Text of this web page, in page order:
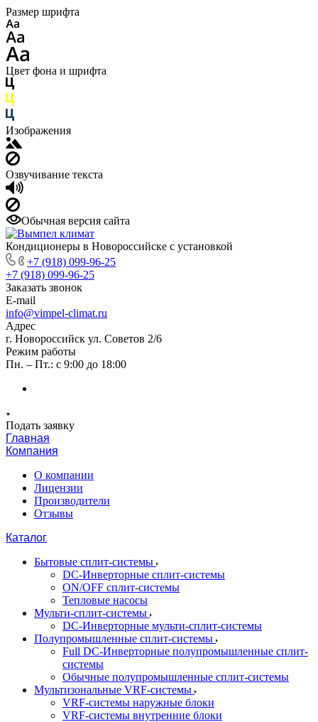
Размер шрифта
Цвет фона и шрифта
Изображения
Озвучивание текста
Обычная версия сайта
Кондиционеры в Новороссийске с установкой
+7 (918) 099-96-25
+7 (918) 099-96-25
Заказать звонок
E-mail
info@vimpel-climat.ru
Адрес
г. Новороссийск ул. Советов 2/6
Режим работы
Пн. – Пт.: с 9:00 до 18:00
Подать заявку
Главная
Компания
О компании
Лицензии
Производители
Отзывы
Каталог
Бытовые сплит-системы
DC-Инверторные сплит-системы
ON/OFF сплит-системы
Тепловые насосы
Мульти-сплит-системы
DC-Инверторные мульти-сплит-системы
Полупромышленные сплит-системы
Full DC-Инверторные полупромышленные сплит-
системы
Обычные полупромышленные сплит-системы
Мультизональные VRF-системы
VRF-системы наружные блоки
VRF-системы внутренние блоки